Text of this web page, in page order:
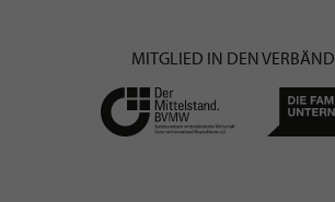
MITGLIED IN DEN